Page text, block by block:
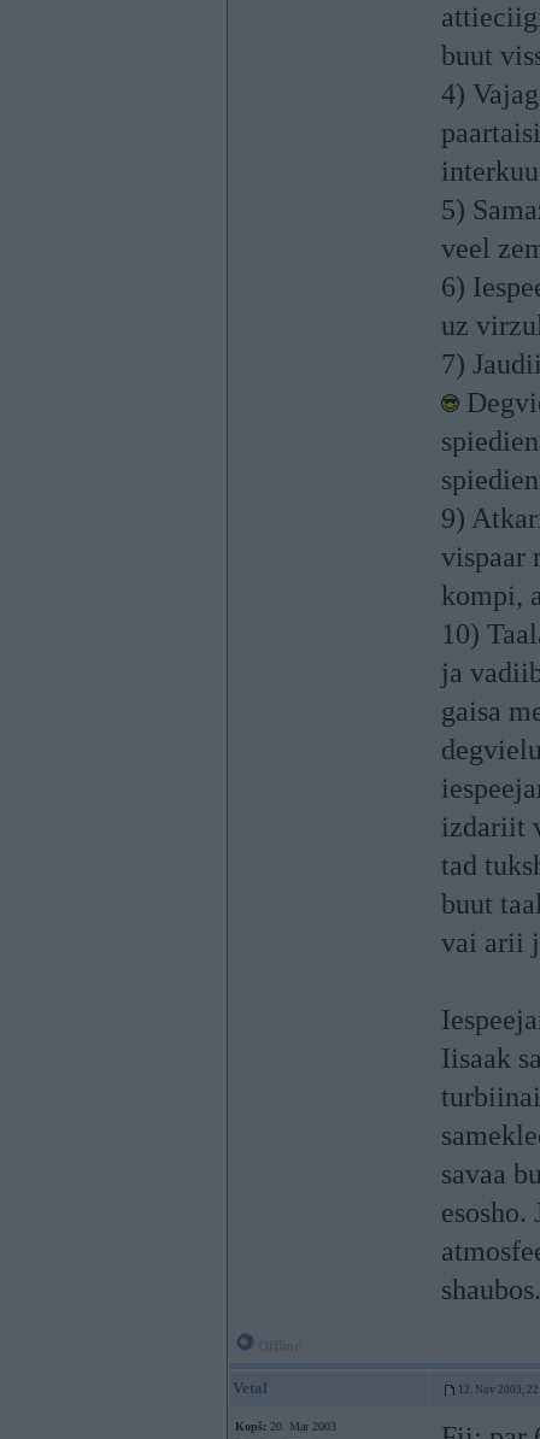
buut
4)
5)
veel
6)
uz
7)
9)
vispaar
kompi,
10)
ja
gaisa
izdariit
tad
buut
vai arii
Iisaak
savaa
shaubos.
Vetal 12. Nov 2003,
Kopš: 20. Mar 2003